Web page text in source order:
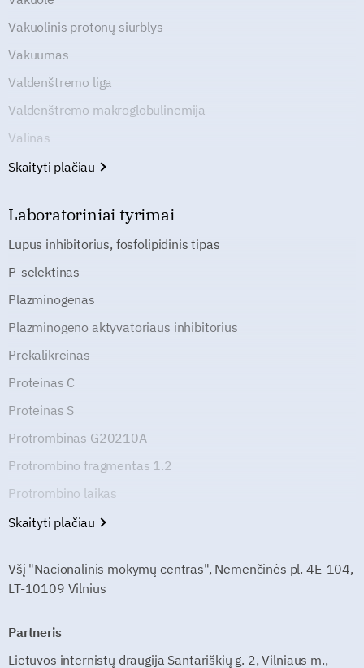
Vakuolinis protonų siurblys
Vakuumas
Valdenštremo liga
Valdenštremo makroglobulinemija
Valinas
Skaityti plačiau
Laboratoriniai tyrimai
Lupus inhibitorius, fosfolipidinis tipas
P-selektinas
Plazminogenas
Plazminogeno aktyvatoriaus inhibitorius
Prekalikreinas
Proteinas C
Proteinas S
Protrombinas G20210A
Protrombino fragmentas 1.2
Protrombino laikas
Skaityti plačiau
Všį "Nacionalinis mokymų centras", Nemenčinės pl. 4E-104,
LT-10109 Vilnius
Partneris
Lietuvos internistų draugija Santariškių g. 2, Vilniaus m.,